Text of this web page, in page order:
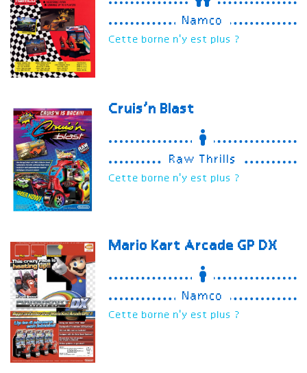
Namco
Cette borne n'y est plus ?
Cruis’n Blast
Raw Thrills
Cette borne n'y est plus ?
Mario Kart Arcade GP DX
Namco
Cette borne n'y est plus ?